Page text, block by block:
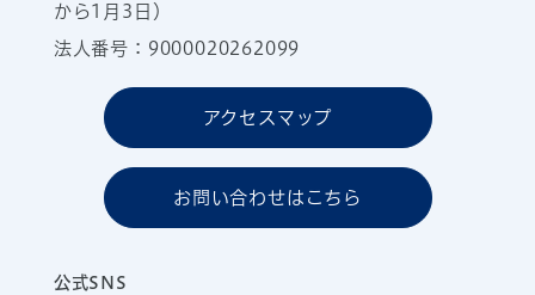
から1月3日）
法人番号：9000020262099
アクセスマップ
お問い合わせはこちら
公式SNS